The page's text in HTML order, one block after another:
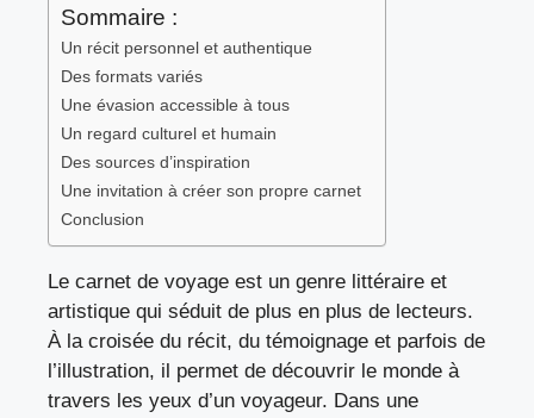
Sommaire :
Un récit personnel et authentique
Des formats variés
Une évasion accessible à tous
Un regard culturel et humain
Des sources d’inspiration
Une invitation à créer son propre carnet
Conclusion
Le carnet de voyage est un genre littéraire et
artistique qui séduit de plus en plus de lecteurs.
À la croisée du récit, du témoignage et parfois de
l’illustration, il permet de découvrir le monde à
travers les yeux d’un voyageur. Dans une